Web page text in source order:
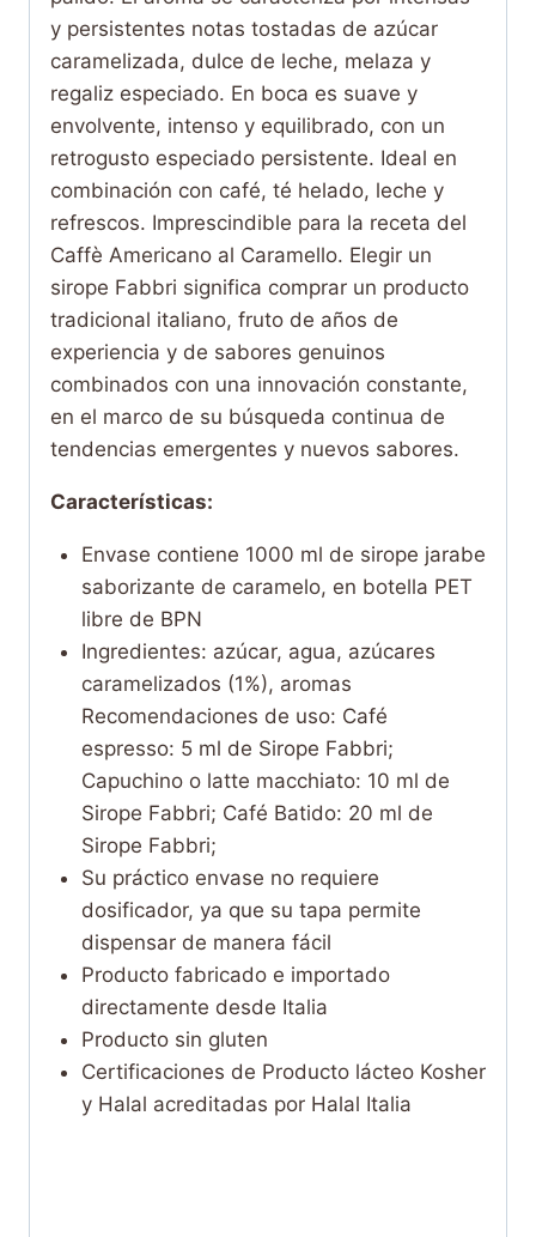
y persistentes notas tostadas de azúcar
caramelizada, dulce de leche, melaza y
regaliz especiado. En boca es suave y
envolvente, intenso y equilibrado, con un
retrogusto especiado persistente. Ideal en
combinación con café, té helado, leche y
refrescos. Imprescindible para la receta del
Caffè Americano al Caramello. Elegir un
sirope Fabbri significa comprar un producto
tradicional italiano, fruto de años de
experiencia y de sabores genuinos
combinados con una innovación constante,
en el marco de su búsqueda continua de
tendencias emergentes y nuevos sabores.
Características:
Envase contiene 1000 ml de sirope jarabe
saborizante de caramelo, en botella PET
libre de BPN
Ingredientes: azúcar, agua, azúcares
caramelizados (1%), aromas
Recomendaciones de uso: Café
espresso: 5 ml de Sirope Fabbri;
Capuchino o latte macchiato: 10 ml de
Sirope Fabbri; Café Batido: 20 ml de
Sirope Fabbri;
Su práctico envase no requiere
dosificador, ya que su tapa permite
dispensar de manera fácil
Producto fabricado e importado
directamente desde Italia
Producto sin gluten
Certificaciones de Producto lácteo Kosher
y Halal acreditadas por Halal Italia